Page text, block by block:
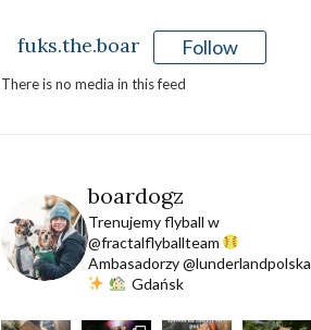
fuks.the.boar Follow
There is no media in this feed
boardogz
Trenujemy flyball w
@fractalflyballteam
Ambasadorzy @lunderlandpolska
Gdańsk